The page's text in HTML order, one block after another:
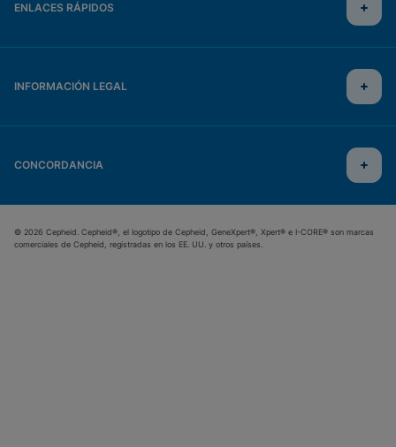
ENLACES RÁPIDOS
INFORMACIÓN LEGAL
CONCORDANCIA
© 2026 Cepheid. Cepheid®, el logotipo de Cepheid, GeneXpert®, Xpert® e I-CORE® son marcas
comerciales de Cepheid, registradas en los EE. UU. y otros países.